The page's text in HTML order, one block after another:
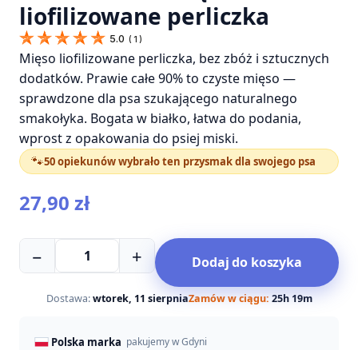
liofilizowane perliczka
5.0 ( 1 )
Mięso liofilizowane perliczka, bez zbóż i sztucznych
dodatków. Prawie całe 90% to czyste mięso —
sprawdzone dla psa szukającego naturalnego
smakołyka. Bogata w białko, łatwa do podania,
wprost z opakowania do psiej miski.
🐾50 opiekunów wybrało ten przysmak dla swojego psa
27,90 zł
−
ilość
I'm
mięso
perliczka
+ Dodaj do koszyka
Dostawa: wtorek, 11 sierpniaZamów w ciągu: 25h 19m
Polska marka pakujemy w Gdyni